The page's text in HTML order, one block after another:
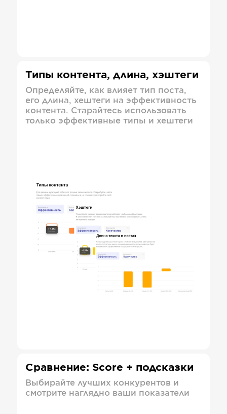
Типы контента, длина, хэштеги
Определяйте, как влияет тип поста,
его длина, хештеги на эффективность
контента. Старайтесь использовать
только эффективные типы и хештеги
Сравнение: Score + подсказки
Выбирайте лучших конкурентов и
смотрите наглядно ваши показатели